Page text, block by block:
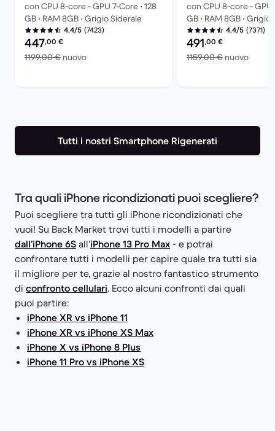
con CPU 8-core - GPU 7-Core • 128
GB • RAM 8GB • Grigio Siderale
4,4/5 (7423)
Prezzo del ricondizionato:
447,00 €
1199,00 € nuovoRispetto a 1199,00 € del nuovo
con CPU 8-core - GPU
GB • RAM 8GB • Grigio
4,4/5 (7371)
Prezzo del
491,00 €
1159,00 € nuovo
Tutti i nostri Smartphone Rigenerati
Tra quali iPhone ricondizionati puoi scegliere?
Puoi scegliere tra tutti gli iPhone ricondizionati che
vuoi! Su Back Market trovi tutti i modelli a partire
dall’iPhone 6S all’iPhone 13 Pro Max - e potrai
confrontare tutti i modelli per capire quale tra tutti sia
il migliore per te, grazie al nostro fantastico strumento
di confronto cellulari. Ecco alcuni confronti dai quali
puoi partire:
iPhone XR vs iPhone 11
iPhone XR vs iPhone XS Max
iPhone X vs iPhone 8 Plus
iPhone 11 Pro vs iPhone XS